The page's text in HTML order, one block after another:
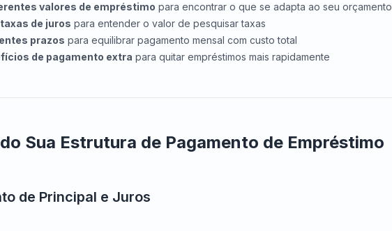
valores de empréstimo para encontrar o que se adapta ao seu orçamento
de juros para entender o valor de pesquisar taxas
prazos para equilibrar pagamento mensal com custo total
de pagamento extra para quitar empréstimos mais rapidamente
Sua Estrutura de Pagamento de Empréstimo
de Principal e Juros